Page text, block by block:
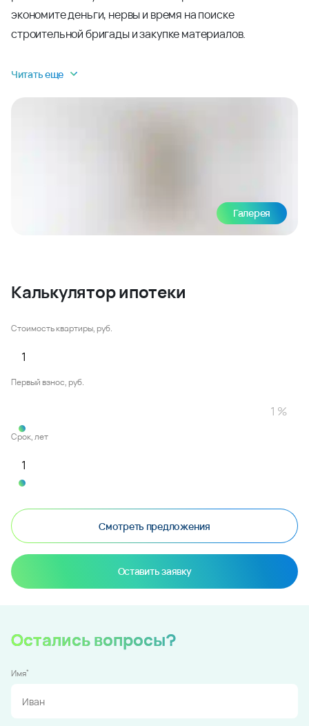
экономите деньги, нервы и время на поиске
строительной бригады и закупке материалов.
Читать еще
Галерея
Калькулятор ипотеки
Стоимость квартиры, руб.
Первый взнос, руб.
Срок, лет
Смотреть предложения
Оставить заявку
Остались вопросы?
Имя*